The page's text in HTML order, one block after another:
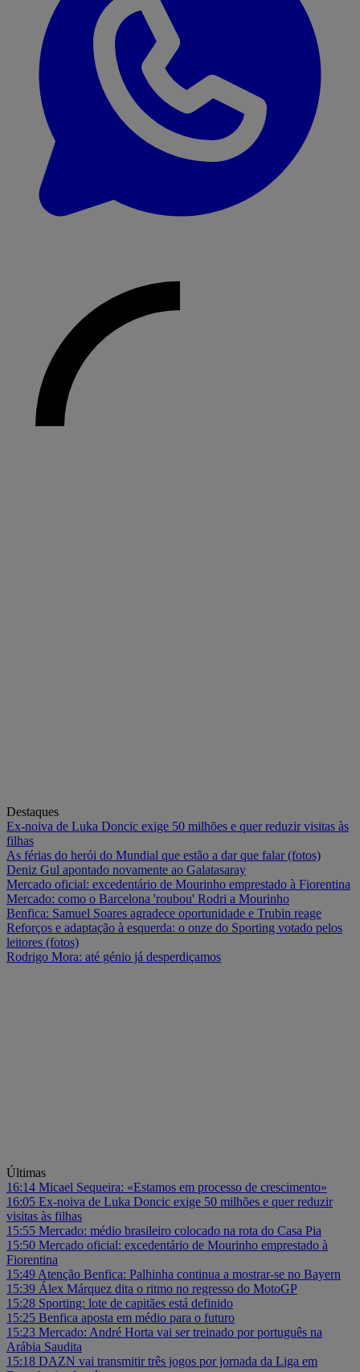
Destaques
Ex-noiva de Luka Doncic exige 50 milhões e quer reduzir visitas às
filhas
As férias do herói do Mundial que estão a dar que falar (fotos)
Deniz Gul apontado novamente ao Galatasaray
Mercado oficial: excedentário de Mourinho emprestado à Fiorentina
Mercado: como o Barcelona 'roubou' Rodri a Mourinho
Benfica: Samuel Soares agradece oportunidade e Trubin reage
Reforços e adaptação à esquerda: o onze do Sporting votado pelos
leitores (fotos)
Rodrigo Mora: até génio já desperdiçamos
Últimas
16:14 Micael Sequeira: «Estamos em processo de crescimento»
16:05 Ex-noiva de Luka Doncic exige 50 milhões e quer reduzir
visitas às filhas
15:55 Mercado: médio brasileiro colocado na rota do Casa Pia
15:50 Mercado oficial: excedentário de Mourinho emprestado à
Fiorentina
15:49 Atenção Benfica: Palhinha continua a mostrar-se no Bayern
15:39 Álex Márquez dita o ritmo no regresso do MotoGP
15:28 Sporting: lote de capitães está definido
15:25 Benfica aposta em médio para o futuro
15:23 Mercado: André Horta vai ser treinado por português na
Arábia Saudita
15:18 DAZN vai transmitir três jogos por jornada da Liga em